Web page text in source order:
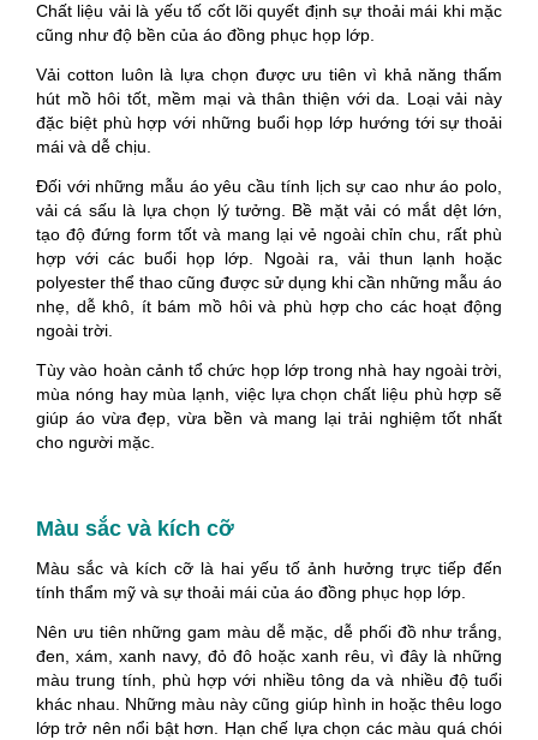
Chất liệu vải là yếu tố cốt lõi quyết định sự thoải mái khi mặc
cũng như độ bền của áo đồng phục họp lớp.
Vải cotton luôn là lựa chọn được ưu tiên vì khả năng thấm
hút mồ hôi tốt, mềm mại và thân thiện với da. Loại vải này
đặc biệt phù hợp với những buổi họp lớp hướng tới sự thoải
mái và dễ chịu.
Đối với những mẫu áo yêu cầu tính lịch sự cao như áo polo,
vải cá sấu là lựa chọn lý tưởng. Bề mặt vải có mắt dệt lớn,
tạo độ đứng form tốt và mang lại vẻ ngoài chỉn chu, rất phù
hợp với các buổi họp lớp. Ngoài ra, vải thun lạnh hoặc
polyester thể thao cũng được sử dụng khi cần những mẫu áo
nhẹ, dễ khô, ít bám mồ hôi và phù hợp cho các hoạt động
ngoài trời.
Tùy vào hoàn cảnh tổ chức họp lớp trong nhà hay ngoài trời,
mùa nóng hay mùa lạnh, việc lựa chọn chất liệu phù hợp sẽ
giúp áo vừa đẹp, vừa bền và mang lại trải nghiệm tốt nhất
cho người mặc.
Màu sắc và kích cỡ
Màu sắc và kích cỡ là hai yếu tố ảnh hưởng trực tiếp đến
tính thẩm mỹ và sự thoải mái của áo đồng phục họp lớp.
Nên ưu tiên những gam màu dễ mặc, dễ phối đồ như trắng,
đen, xám, xanh navy, đỏ đô hoặc xanh rêu, vì đây là những
màu trung tính, phù hợp với nhiều tông da và nhiều độ tuổi
khác nhau. Những màu này cũng giúp hình in hoặc thêu logo
lớp trở nên nổi bật hơn. Hạn chế lựa chọn các màu quá chói